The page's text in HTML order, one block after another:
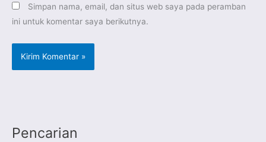
Simpan nama, email, dan situs web saya pada peramban
ini untuk komentar saya berikutnya.
Pencarian